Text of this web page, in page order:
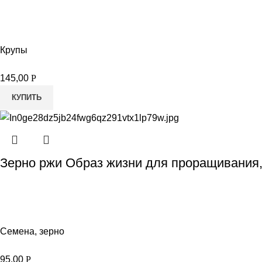
Крупы
145,00 Р
КУПИТЬ
Зерно ржи Образ жизни для
Семена, зерно
95,00 Р